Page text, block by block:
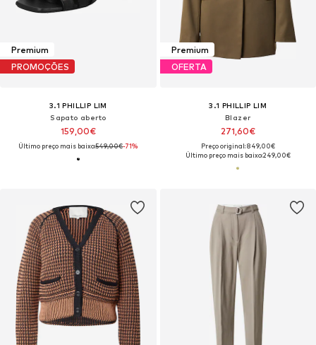
Premium
PROMOÇÕES
3.1 PHILLIP LIM
Sapato aberto
159,00€
Último preço mais baixo:549,00€-71%
Premium
OFERTA
3.1 PHILLIP LIM
Blazer
271,60€
Preço original: 849,00€
Último preço mais baixo:249,00€